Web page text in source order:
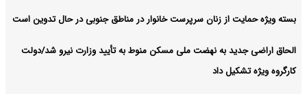
بسته ویژه حمایت از زنان سرپرست خانوار در مناطق جنوبی در حال تدوین است
الحاق اراضی جدید به نهضت ملی مسکن منوط به تأیید وزارت نیرو شد/دولت
کارگروه ویژه تشکیل داد